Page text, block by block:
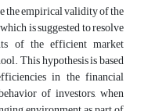
the empirical validity of the
is suggested to resolve
of the efficient market
This hypothesis is based
in the financial
of investors, when